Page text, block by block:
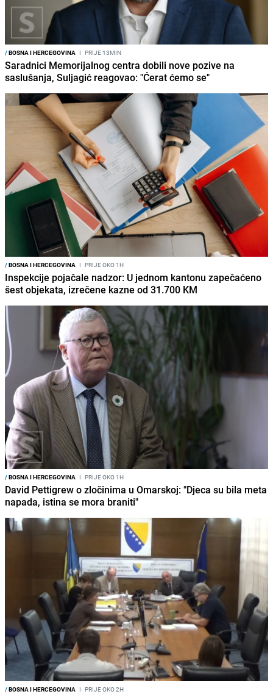
/BOSNA I HERCEGOVINA I PRIJE 13MIN
Saradnici Memorijalnog centra dobili nove pozive na
saslušanja, Suljagić reagovao: "Ćerat ćemo se"
/BOSNA I HERCEGOVINA I PRIJE OKO 1H
Inspekcije pojačale nadzor: U jednom kantonu zapečaćeno
šest objekata, izrečene kazne od 31.700 KM
/BOSNA I HERCEGOVINA I PRIJE OKO 1H
David Pettigrew o zločinima u Omarskoj: "Djeca su bila meta
napada, istina se mora braniti"
/BOSNA I HERCEGOVINA I PRIJE OKO 2H